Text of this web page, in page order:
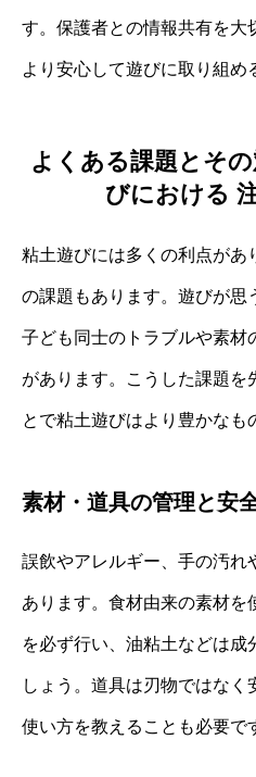
す。保護者との情報共有を大
より安心して遊びに取り組め
よくある課題とそ
びにおける
粘土遊びには多くの利点があ
の課題もあります。遊びが思
子ども同士のトラブルや素材
があります。こうした課題を
とで粘土遊びはより豊かなも
素材・道具の管理と安
誤飲やアレルギー、手の汚れ
あります。食材由来の素材を
を必ず行い、油粘土などは
しょう。道具は刃物ではなく
使い方を教えることも必要で